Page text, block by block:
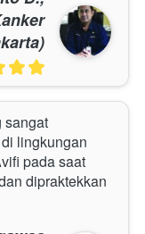
sangat
lingkungan
pada saat
dipraktekkan